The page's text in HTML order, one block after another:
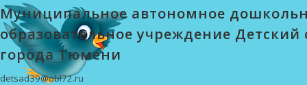
Муниципальное автономное
образовательное учреждение Детский
города Тюмени
detsad39@obl72.ru